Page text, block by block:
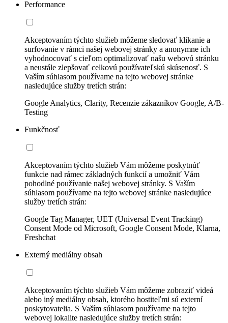
Performance
Akceptovaním týchto služieb môžeme sledovať klikanie a
surfovanie v rámci našej webovej stránky a anonymne ich
vyhodnocovať s cieľom optimalizovať našu webovú stránku
a neustále zlepšovať celkovú používateľskú skúsenosť. S
Vaším súhlasom používame na tejto webovej stránke
nasledujúce služby tretích strán:
Google Analytics, Clarity, Recenzie zákazníkov Google, A/B-
Testing
Funkčnosť
Akceptovaním týchto služieb Vám môžeme poskytnúť
funkcie nad rámec základných funkcií a umožniť Vám
pohodlné používanie našej webovej stránky. S Vaším
súhlasom používame na tejto webovej stránke nasledujúce
služby tretích strán:
Google Tag Manager, UET (Universal Event Tracking)
Consent Mode od Microsoft, Google Consent Mode, Klarna,
Freshchat
Externý mediálny obsah
Akceptovaním týchto služieb Vám môžeme zobraziť videá
alebo iný mediálny obsah, ktorého hostiteľmi sú externí
poskytovatelia. S Vaším súhlasom používame na tejto
webovej lokalite nasledujúce služby tretích strán: